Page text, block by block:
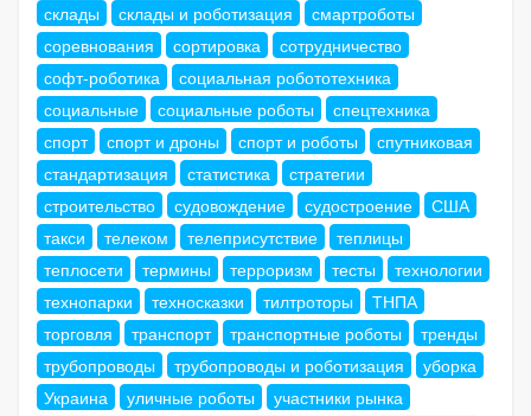
склады
склады и роботизация
смартроботы
соревнования
сортировка
сотрудничество
софт-роботика
социальная робототехника
социальные
социальные роботы
спецтехника
спорт
спорт и дроны спорт и роботы
спутниковая
стандартизация
статистика
стратегии
строительство
судовождение судостроение
США
такси
телеком телеприсутствие
теплицы
теплосети
термины терроризм тесты
технологии
технопарки
техносказки тилтроторы
ТНПА
торговля
транспорт транспортные роботы
тренды
трубопроводы
трубопроводы и роботизация
уборка
Украина
уличные роботы
участники рынка